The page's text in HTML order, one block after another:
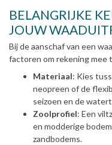
BELANGRIJKE
JOUW
Bij de aanschaf van een
factoren om rekening mee
Materiaal: Kies
neopreen of de
seizoen en de
Zoolprofiel: Een
en modderige
zandbodems.